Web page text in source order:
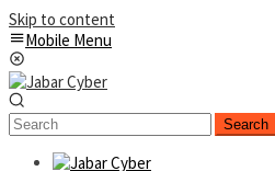
Skip to content
Mobile Menu
Search